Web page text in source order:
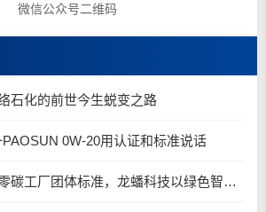
微信公众号二维码
石化的前世今生蜕变之路
0W-20用认证和标准说话
【龙蟠科技】参编零碳工厂团体标准，龙蟠科技以绿色智造锚定零碳未来